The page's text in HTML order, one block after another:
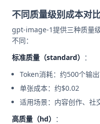
不同质量级别成本对
gpt-image-1提供三种质量
不同：
标准质量（standard） ：
Token消耗：约500个输
单张成本：约$0.02
适用场景：内容创作、社
高质量（hd） ：